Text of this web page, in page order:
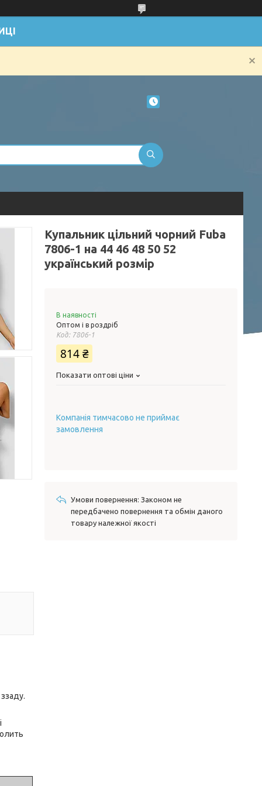
Купальник цільний чорний Fuba
7806-1 на 44 46 48 50 52
український розмір
В наявності
Оптом і в роздріб
Код: 7806-1
814 ₴
Показати оптові ціни
Компанія тимчасово не приймає
замовлення
Законом не
передбачено повернення та обмін даного
товару належної якості